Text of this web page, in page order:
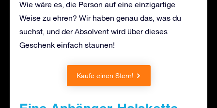
Wie wäre es, die Person auf eine einzigartige
Weise zu ehren? Wir haben genau das, was du
suchst, und der Absolvent wird über dieses
Geschenk einfach staunen!
Kaufe einen Stern!